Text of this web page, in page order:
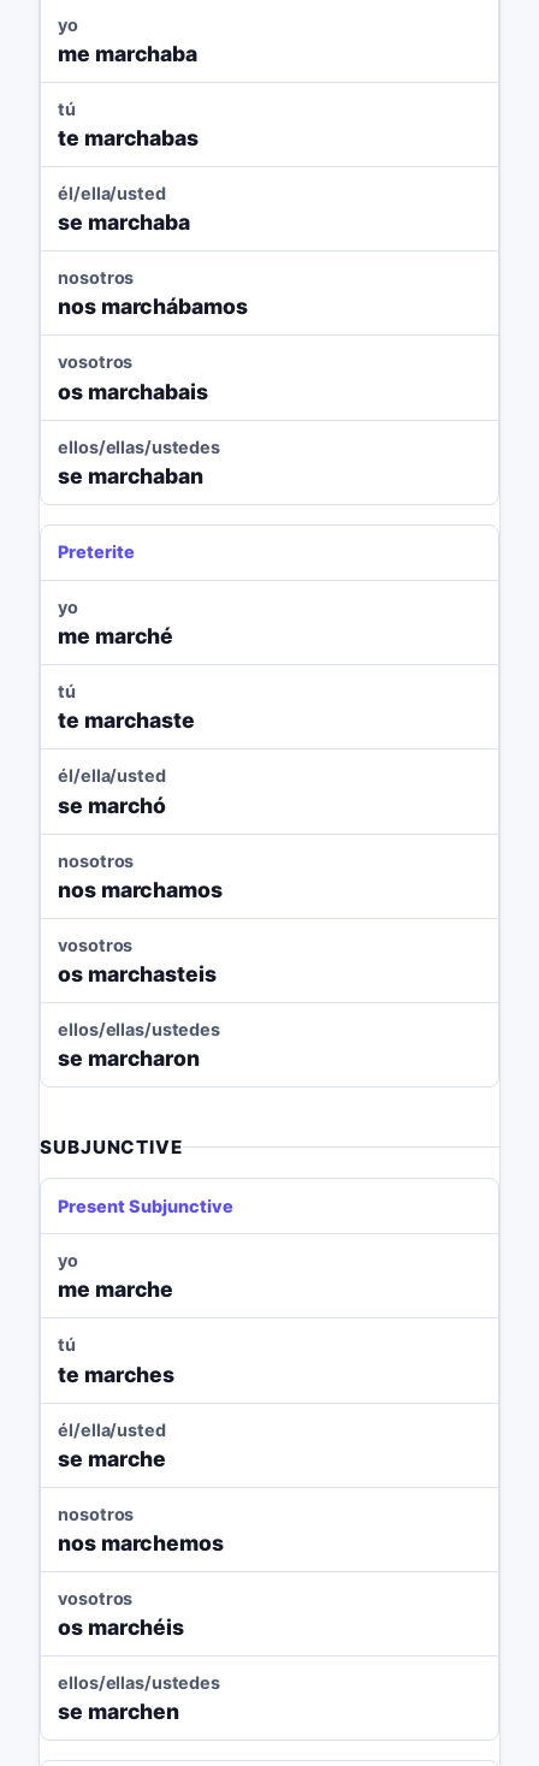
yo
me marchaba
tú
te marchabas
él/ella/usted
se marchaba
nosotros
nos marchábamos
vosotros
os marchabais
ellos/ellas/ustedes
se marchaban
Preterite
yo
me marché
tú
te marchaste
él/ella/usted
se marchó
nosotros
nos marchamos
vosotros
os marchasteis
ellos/ellas/ustedes
se marcharon
SUBJUNCTIVE
Present Subjunctive
yo
me marche
tú
te marches
él/ella/usted
se marche
nosotros
nos marchemos
vosotros
os marchéis
ellos/ellas/ustedes
se marchen